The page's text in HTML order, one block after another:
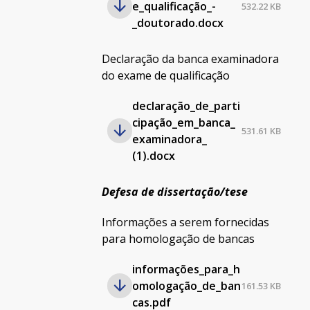
e_qualificação_-
_doutorado.docx
532.22 KB
Declaração da banca examinadora
do exame de qualificação
declaração_de_parti
cipação_em_banca_
examinadora_
(1).docx
531.61 KB
Defesa de dissertação/tese
Informações a serem fornecidas
para homologação de bancas
informações_para_h
omologação_de_ban
cas.pdf
161.53 KB